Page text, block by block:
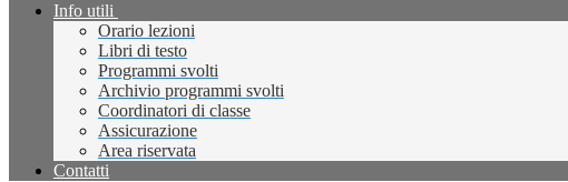
Info utili
Orario lezioni
Libri di testo
Programmi svolti
Archivio programmi svolti
Coordinatori di classe
Assicurazione
Area riservata
Contatti